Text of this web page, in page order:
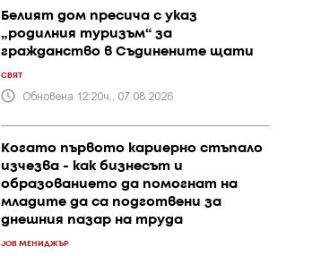
Белият дом пресича с указ
„родилния туризъм“ за
гражданство в Съдинените щати
СВЯТ
Обновена 12:20ч., 07.08.2026
Когато първото кариерно стъпало
изчезва - как бизнесът и
образованието да помогнат на
младите да са подготвени за
днешния пазар на труда
JOB МЕНИДЖЪР